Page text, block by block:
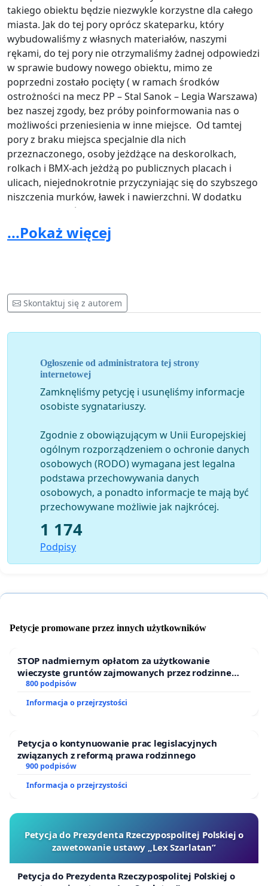
takiego obiektu będzie niezwykle korzystne dla całego
miasta. Jak do tej pory oprócz skateparku, który
wybudowaliśmy z własnych materiałów, naszymi
rękami, do tej pory nie otrzymaliśmy żadnej odpowiedzi
w sprawie budowy nowego obiektu, mimo ze
poprzedni zostało pocięty ( w ramach środków
ostrożności na mecz PP – Stal Sanok – Legia Warszawa)
bez naszej zgody, bez próby poinformowania nas o
możliwości przeniesienia w inne miejsce. Od tamtej
pory z braku miejsca specjalnie dla nich
przeznaczonego, osoby jeżdżące na deskorolkach,
rolkach i BMX-ach jeżdżą po publicznych placach i
ulicach, niejednokrotnie przyczyniając się do szybszego
niszczenia murków, ławek i nawierzchni. W dodatku
uprawiając swój sport w miejscach do tego nie
przeznaczonych narażają zarówno siebie jak i
przechodniów na nieprzyjemności, a nawet
rolkach czy rowerach BMX oraz rozwijania swoich
umiejętności. Młodzież jeździłaby w jednym, specjalnie
Skatepark byłby jednocześnie świetną wizytówką
tam czas. Mając miejsce do uprawiania sportu, młodzi
ludzie mają szanse na rozwój, na odniesienie sukcesów
w przyszłości. Na terenie skateparku można by
organizować zawody, w których braliby udział znani
skaterzy, rolkarze i BMX-owcy, a także nasi młodzi
sportowcy. Takie zawody z pewnością pomogłyby
sponsorów. Dodajmy, że skatepark byłby nie tylko
obiektem sportowym, ale też miejscem, szeroko
powiązanej z tym stylem życia, kreatywności młodych
wymienić uwagami związanymi z uprawianym sportem,
promocję dla miasta. Miejsca tego typu w Polsce już
(przykładem jest nasze sąsiedzkie miasto Krosno, który
ów obiekt posiada już od lat) Przykładem tego mogąbyć
chociażby skateparki w Warszawie - Jutrzenka oraz park
w Blue City, czy we Wrocławiu Zajezdnia 31. Czas aby
pod skatepark. Można też oczywiście rozważyć
powstanie krytego skateparku, podobnego do tego we
Wrocławiu.
...Pokaż więcej
Skontaktuj się z autorem
Ogłoszenie od administratora tej strony
internetowej
Zamknęliśmy petycję i usunęliśmy informacje
osobiste sygnatariuszy.
Zgodnie z obowiązującym w Unii Europejskiej
ogólnym rozporządzeniem o ochronie danych
osobowych (RODO) wymagana jest legalna
podstawa przechowywania danych
osobowych, a ponadto informacje te mają być
przechowywane możliwie jak najkrócej.
1 174
Podpisy
Petycje promowane przez innych użytkowników
STOP nadmiernym opłatom za użytkowanie
wieczyste gruntów zajmowanych przez rodzinne
ogrody działkowe.
800 podpisów
Informacja o przejrzystości
Petycja o kontynuowanie prac legislacyjnych
związanych z reformą prawa rodzinnego
900 podpisów
Informacja o przejrzystości
Petycja do Prezydenta Rzeczypospolitej Polskiej o
zawetowanie ustawy „Lex Szarlatan”
Petycja do Prezydenta Rzeczypospolitej Polskiej o